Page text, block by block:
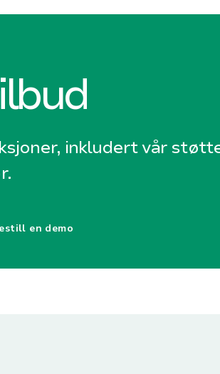
inkludert vår
en demo